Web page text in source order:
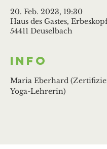
20. Feb. 2023, 19:30
Haus des Gastes,
54411 Deuselbach
Info
Maria Eberhard
Yoga-Lehrerin)